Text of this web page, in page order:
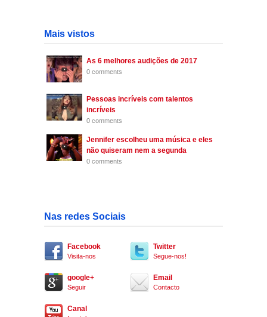
Mais vistos
As 6 melhores audições de 2017
0 comments
Pessoas incríveis com talentos
incríveis
0 comments
Jennifer escolheu uma música e eles
não quiseram nem a segunda
0 comments
Nas redes Sociais
Facebook
Visita-nos
Twitter
Segue-nos!
google+
Seguir
Email
Contacto
Canal